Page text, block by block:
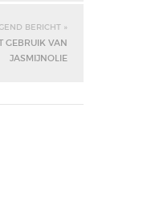
BERICHT »
GEBRUIK VAN
JASMIJNOLIE